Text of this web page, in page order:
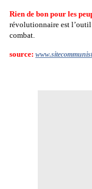
Rien de bon pour les
révolutionnaire est l’outil
combat.
source: